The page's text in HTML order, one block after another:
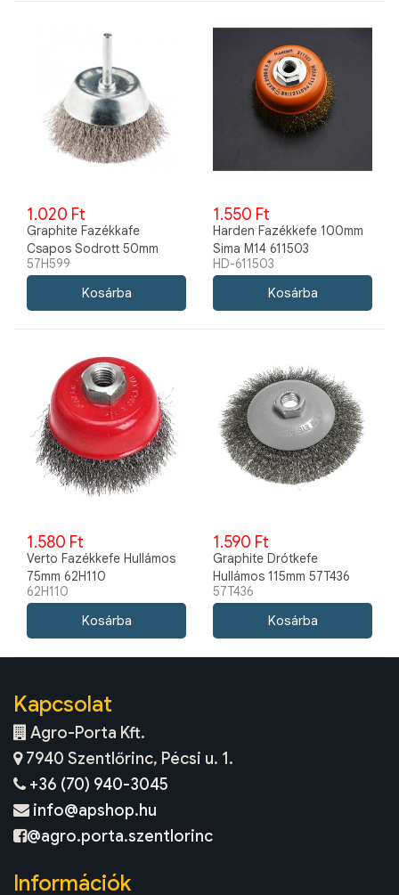
1.020 Ft
Graphite Fazékkafe
Csapos Sodrott 50mm
6mm 57H599
57H599
1.550 Ft
Harden Fazékkefe 100mm
Sima M14 611503
HD-611503
1.580 Ft
Verto Fazékkefe Hullámos
75mm 62H110
62H110
1.590 Ft
Graphite Drótkefe
Hullámos 115mm 57T436
57T436
Kapcsolat
Agro-Porta Kft.
7940 Szentlőrinc, Pécsi u. 1.
+36 (70) 940-3045
info@apshop.hu
@agro.porta.szentlorinc
Információk